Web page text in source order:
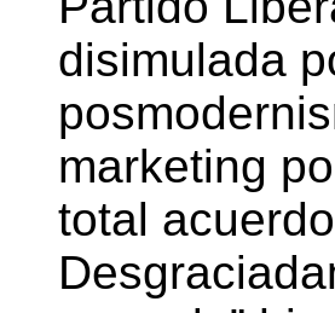
disimulada
marketing
total